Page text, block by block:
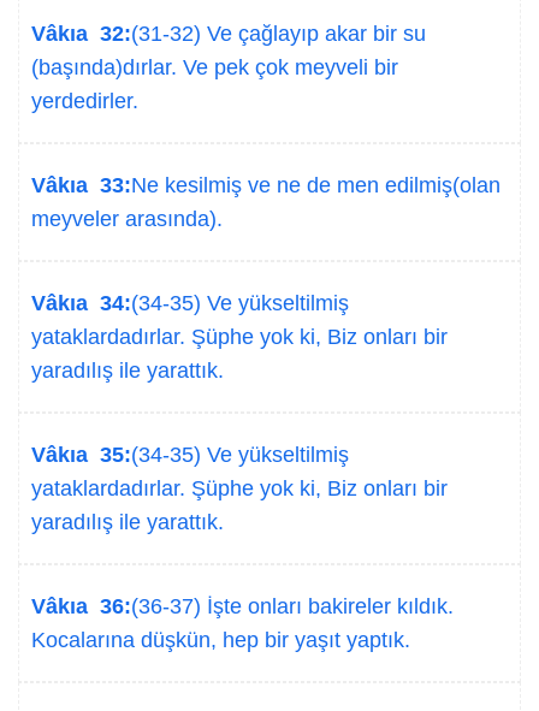
Vâkıa 32:(31-32) Ve çağlayıp akar bir su
(başında)dırlar. Ve pek çok meyveli bir
yerdedirler.
Vâkıa 33:Ne kesilmiş ve ne de men edilmiş(olan
meyveler arasında).
Vâkıa 34:(34-35) Ve yükseltilmiş
yataklardadırlar. Şüphe yok ki, Biz onları bir
yaradılış ile yarattık.
Vâkıa 35:(34-35) Ve yükseltilmiş
yataklardadırlar. Şüphe yok ki, Biz onları bir
yaradılış ile yarattık.
Vâkıa 36:(36-37) İşte onları bakireler kıldık.
Kocalarına düşkün, hep bir yaşıt yaptık.